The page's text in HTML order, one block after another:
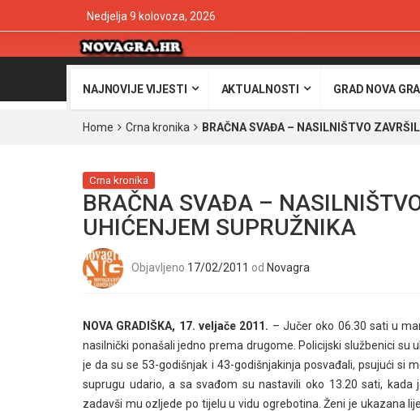
Nedjelja 9 kolovoza, 2026
NAJNOVIJE VIJESTI AKTUALNOSTI GRAD NOVA
Home Crna kronika BRAČNA SVAĐA – NASILNIŠTVO
Crna kronika
BRAČNA SVAĐA –
UHIĆENJEM SUPRUŽNIKA
Objavljeno 17/02/2011 od Novagra
NOVA GRADIŠKA, 17. veljače 2011. – Jučer oko 06.30 sati u
nasilnički ponašali jedno prema drugome. Policijski službenici su
je da su se 53-godišnjak i 43-godišnjakinja posvađali, psujući si
suprugu udario, a sa svađom su nastavili oko 13.20 sati, kada
zadavši mu ozljede po tijelu u vidu ogrebotina. Ženi je ukazana